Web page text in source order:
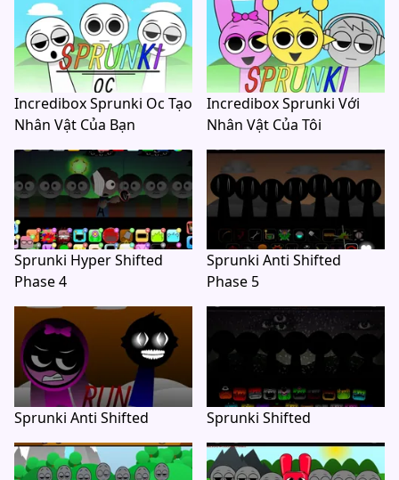
Incredibox Sprunki Oc Tạo
Nhân Vật Của Bạn
Incredibox Sprunki Với
Nhân Vật Của Tôi
Sprunki Hyper Shifted
Phase 4
Sprunki Anti Shifted
Phase 5
Sprunki Anti Shifted Sprunki Shifted